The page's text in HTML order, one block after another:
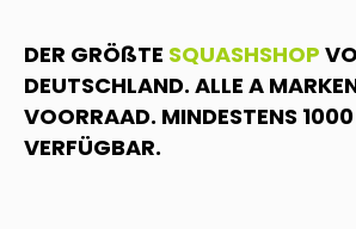
DER GRÖßTE SQUASHSHOP
DEUTSCHLAND. ALLE A
VOORRAAD. MINDESTENS
VERFÜGBAR.